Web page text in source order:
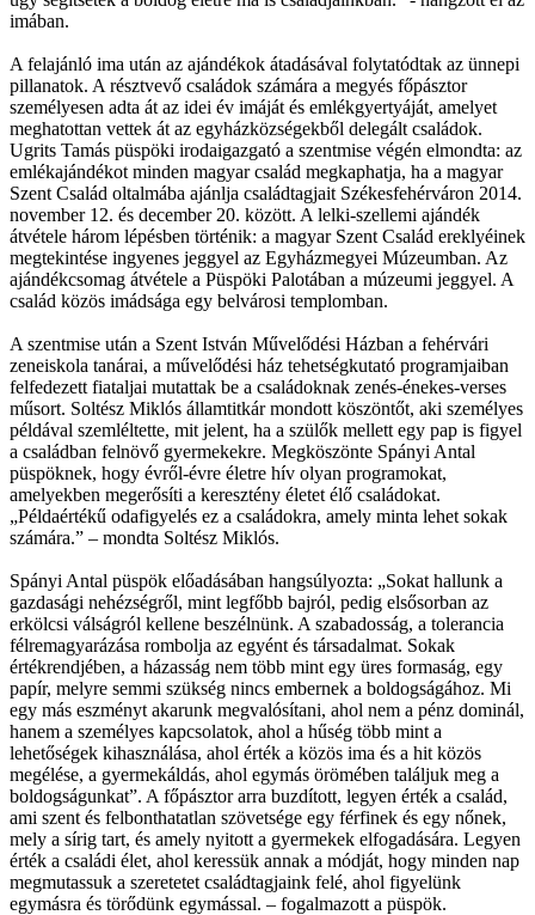
imában.
A felajánló ima után az ajándékok átadásával folytatódtak az ünnepi
pillanatok. A résztvevő családok számára a megyés főpásztor
személyesen adta át az idei év imáját és emlékgyertyáját, amelyet
meghatottan vettek át az egyházközségekből delegált családok.
Ugrits Tamás püspöki irodaigazgató a szentmise végén elmondta: az
emlékajándékot minden magyar család megkaphatja, ha a magyar
Szent Család oltalmába ajánlja családtagjait Székesfehérváron 2014.
november 12. és december 20. között. A lelki-szellemi ajándék
átvétele három lépésben történik: a magyar Szent Család ereklyéinek
megtekintése ingyenes jeggyel az Egyházmegyei Múzeumban. Az
ajándékcsomag átvétele a Püspöki Palotában a múzeumi jeggyel. A
család közös imádsága egy belvárosi templomban.
A szentmise után a Szent István Művelődési Házban a fehérvári
zeneiskola tanárai, a művelődési ház tehetségkutató programjaiban
felfedezett fiataljai mutattak be a családoknak zenés-énekes-verses
műsort. Soltész Miklós államtitkár mondott köszöntőt, aki személyes
példával szemléltette, mit jelent, ha a szülők mellett egy pap is figyel
a családban felnövő gyermekekre. Megköszönte Spányi Antal
püspöknek, hogy évről-évre életre hív olyan programokat,
amelyekben megerősíti a keresztény életet élő családokat.
„Példaértékű odafigyelés ez a családokra, amely minta lehet sokak
számára.” – mondta Soltész Miklós.
Spányi Antal püspök előadásában hangsúlyozta: „Sokat hallunk a
gazdasági nehézségről, mint legfőbb bajról, pedig elsősorban az
erkölcsi válságról kellene beszélnünk. A szabadosság, a tolerancia
félremagyarázása rombolja az egyént és társadalmat. Sokak
értékrendjében, a házasság nem több mint egy üres formaság, egy
papír, melyre semmi szükség nincs embernek a boldogságához. Mi
egy más eszményt akarunk megvalósítani, ahol nem a pénz dominál,
hanem a személyes kapcsolatok, ahol a hűség több mint a
lehetőségek kihasználása, ahol érték a közös ima és a hit közös
megélése, a gyermekáldás, ahol egymás örömében találjuk meg a
boldogságunkat”. A főpásztor arra buzdított, legyen érték a család,
ami szent és felbonthatatlan szövetsége egy férfinek és egy nőnek,
mely a sírig tart, és amely nyitott a gyermekek elfogadására. Legyen
érték a családi élet, ahol keressük annak a módját, hogy minden nap
megmutassuk a szeretetet családtagjaink felé, ahol figyelünk
egymásra és törődünk egymással. – fogalmazott a püspök.